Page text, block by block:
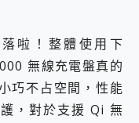
啦！整體使用下
無線充電盤真的
巧不占空間，性能
，對於支援 Qi 無